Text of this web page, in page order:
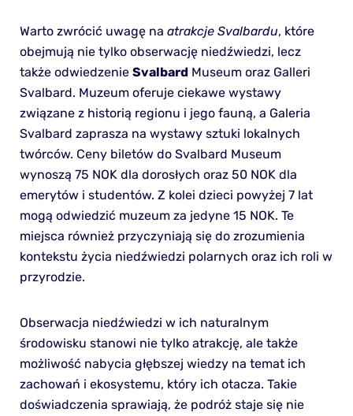
Warto zwrócić uwagę na atrakcje Svalbardu, które
obejmują nie tylko obserwację niedźwiedzi, lecz
także odwiedzenie SvalbardMuseum oraz Galleri
Svalbard. Muzeum oferuje ciekawe wystawy
związane z historią regionu i jego fauną, a Galeria
Svalbard zaprasza na wystawy sztuki lokalnych
twórców. Ceny biletów do Svalbard Museum
wynoszą 75 NOK dla dorosłych oraz 50 NOK dla
emerytów i studentów. Z kolei dzieci powyżej 7 lat
mogą odwiedzić muzeum za jedyne 15 NOK. Te
miejsca również przyczyniają się do zrozumienia
kontekstu życia niedźwiedzi polarnych oraz ich roli w
przyrodzie.
Obserwacja niedźwiedzi w ich naturalnym
środowisku stanowi nie tylko atrakcję, ale także
możliwość nabycia głębszej wiedzy na temat ich
zachowań i ekosystemu, który ich otacza. Takie
doświadczenia sprawiają, że podróż staje się nie